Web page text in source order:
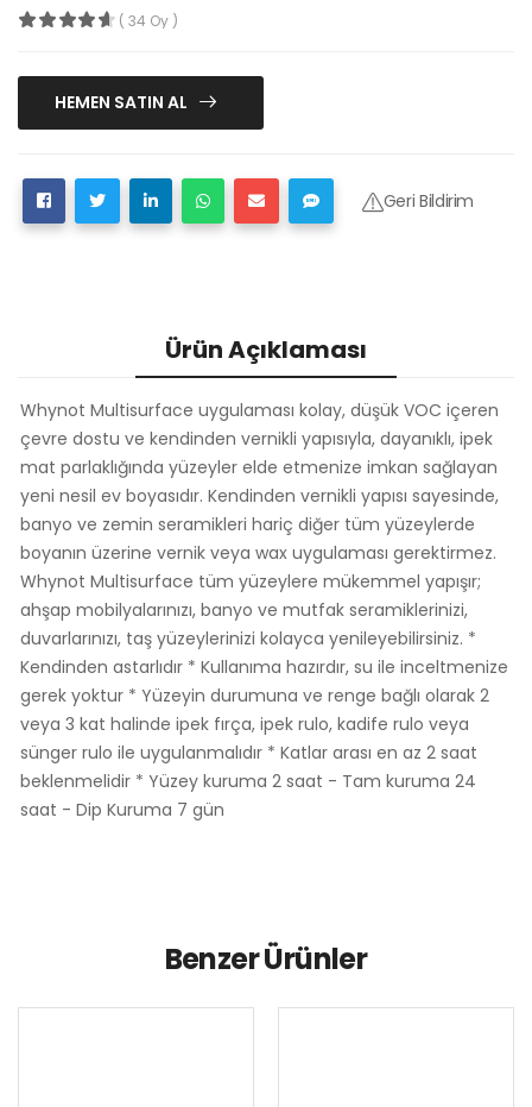
( 34 Oy )
HEMEN SATIN AL
Geri Bildirim
Ürün Açıklaması
Whynot Multisurface uygulaması kolay, düşük VOC içeren
çevre dostu ve kendinden vernikli yapısıyla, dayanıklı, ipek
mat parlaklığında yüzeyler elde etmenize imkan sağlayan
yeni nesil ev boyasıdır. Kendinden vernikli yapısı sayesinde,
banyo ve zemin seramikleri hariç diğer tüm yüzeylerde
boyanın üzerine vernik veya wax uygulaması gerektirmez.
Whynot Multisurface tüm yüzeylere mükemmel yapışır;
ahşap mobilyalarınızı, banyo ve mutfak seramiklerinizi,
duvarlarınızı, taş yüzeylerinizi kolayca yenileyebilirsiniz. *
Kendinden astarlıdır * Kullanıma hazırdır, su ile inceltmenize
gerek yoktur * Yüzeyin durumuna ve renge bağlı olarak 2
veya 3 kat halinde ipek fırça, ipek rulo, kadife rulo veya
sünger rulo ile uygulanmalıdır * Katlar arası en az 2 saat
beklenmelidir * Yüzey kuruma 2 saat - Tam kuruma 24
saat - Dip Kuruma 7 gün
Benzer Ürünler